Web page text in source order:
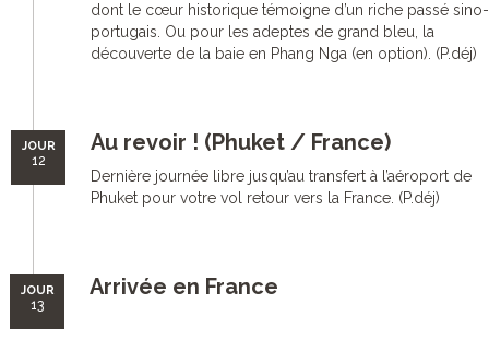
dont le cœur historique témoigne d’un riche passé sino-
portugais. Ou pour les adeptes de grand bleu, la
découverte de la baie en Phang Nga (en option). (P.déj)
JOUR
12
Au revoir ! (Phuket / France)
Dernière journée libre jusqu’au transfert à l’aéroport de
Phuket pour votre vol retour vers la France. (P.déj)
JOUR
13
Arrivée en France